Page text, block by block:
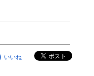
いいね